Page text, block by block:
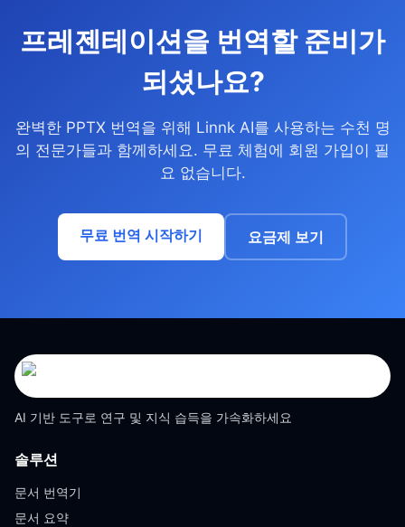
프레젠테이션을 번역할 준비가
되셨나요?
완벽한 PPTX 번역을 위해 Linnk AI를 사용하는 수천 명
의 전문가들과 함께하세요. 무료 체험에 회원 가입이 필
요 없습니다.
무료 번역 시작하기 요금제 보기
AI 기반 도구로 연구 및 지식 습득을 가속화하세요
솔루션
문서 번역기
문서 요약